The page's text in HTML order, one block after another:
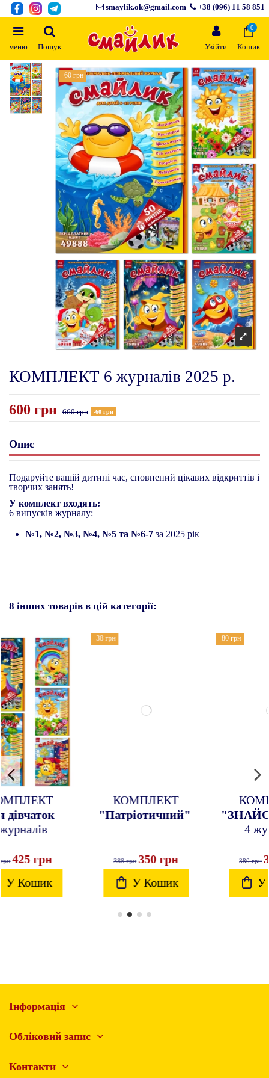
smaylik.ok@gmail.com +38 (096) 11 58 851
меню Пошук Увійти
0
Кошик
-60 грн
КОМПЛЕКТ 6 журналів 2025 р.
600 грн 660 грн -60 грн
Опис
Подаруйте вашій дитині час, сповнений цікавих відкриттів і
творчих занять!
У комплект входять:
6 випусків журналу:
№1, №2, №3, №4, №5та №6-7 за 2025 рік
8 інших товарів в цій категорії:
-38 грн
КОМПЛЕКТ
"Патріотичний"
388 грн
КОМПЛЕКТ
"ЗНАЙОМСТВО"
380 грн
Інформація
Обліковий запис
Контакти